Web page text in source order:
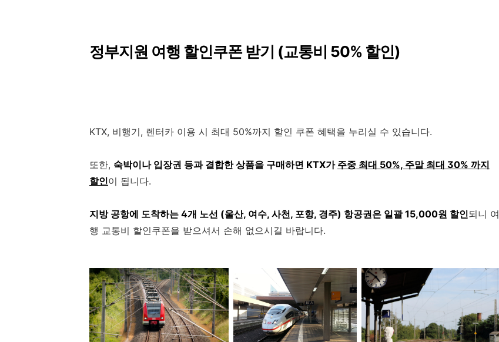
정부지원 여행 할인쿠폰 받기 (교통비 50% 할인)
KTX, 비행기, 렌터카 이용 시 최대 50%까지 할인 쿠폰 혜택을 누리실 수 있습니다.
또한, 숙박이나 입장권 등과 결합한 상품을 구매하면 KTX가 주중 최대 50%, 주말 최대 30% 까지
할인이 됩니다.
지방 공항에 도착하는 4개 노선 (울산, 여수, 사천, 포항, 경주) 항공권은 일괄 15,000원 할인되니 여
행 교통비 할인쿠폰을 받으셔서 손해 없으시길 바랍니다.